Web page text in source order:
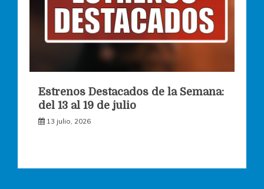
Estrenos Destacados de la Semana:
del 13 al 19 de julio
13 julio, 2026